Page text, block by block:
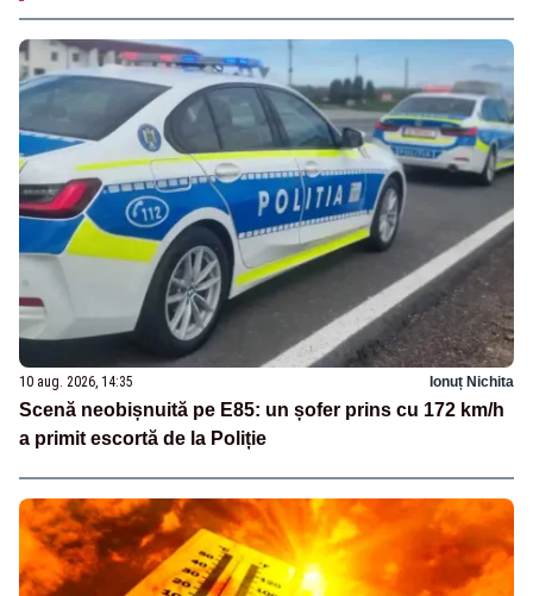
10 aug. 2026, 14:35 Ionuț Nichita
Scenă neobișnuită pe E85: un șofer prins cu 172 km/h
a primit escortă de la Poliție